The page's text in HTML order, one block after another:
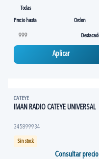
Precio hasta Orden
Aplicar
CATEYE
IMAN RADIO CATEYE UNIVERSAL
345899934
Sin stock
Consultar precio